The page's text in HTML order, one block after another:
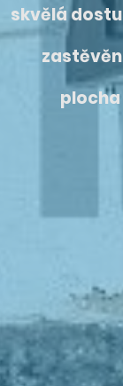
skvělá
plocha